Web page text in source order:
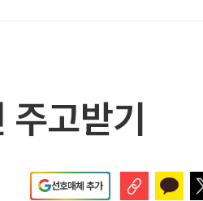
고받기
선호매체 추가